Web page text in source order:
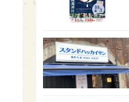
4 三重県
オーストラリア 2
SAKEの時代を生きる